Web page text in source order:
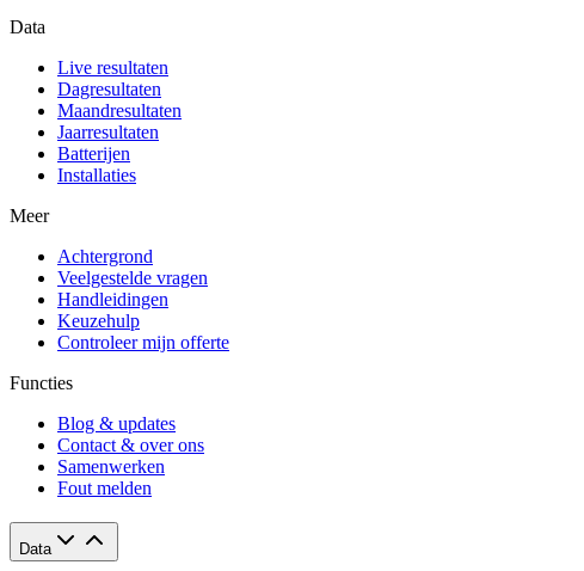
Data
Live resultaten
Dagresultaten
Maandresultaten
Jaarresultaten
Batterijen
Installaties
Meer
Achtergrond
Veelgestelde vragen
Handleidingen
Keuzehulp
Controleer mijn offerte
Functies
Blog & updates
Contact & over ons
Samenwerken
Fout melden
Data